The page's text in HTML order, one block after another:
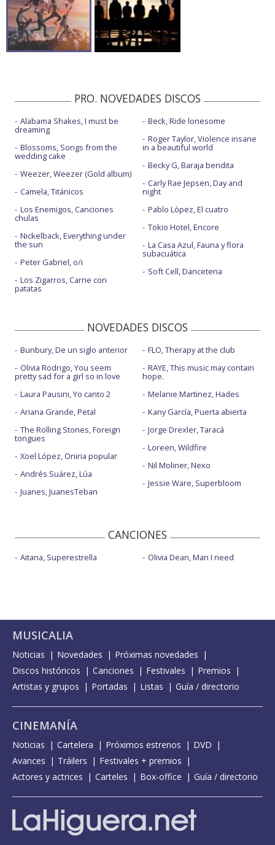
PRO. NOVEDADES DISCOS
Alabama Shakes, I must be
dreaming
Blossoms, Songs from the
wedding cake
Weezer, Weezer (Gold album)
Camela, Titánicos
Los Enemigos, Canciones
chulas
Nickelback, Everything under
the sun
Peter Gabriel, o/i
Los Zigarros, Carne con
patatas
Beck, Ride lonesome
Roger Taylor, Violence insane
in a beautiful world
Becky G, Baraja bendita
Carly Rae Jepsen, Day and
night
Pablo López, El cuatro
Tokio Hotel, Encore
La Casa Azul, Fauna y flora
subacuática
Soft Cell, Danceteria
NOVEDADES DISCOS
Bunbury, De un siglo anterior
Olivia Rodrigo, You seem
pretty sad for a girl so in love
Laura Pausini, Yo canto 2
Ariana Grande, Petal
The Rolling Stones, Foreign
tongues
Xoel López, Oniria popular
Andrés Suárez, Lúa
Juanes, JuanesTeban
FLO, Therapy at the club
RAYE, This music may contain
hope.
Melanie Martinez, Hades
Kany García, Puerta abierta
Jorge Drexler, Taracá
Loreen, Wildfire
Nil Moliner, Nexo
Jessie Ware, Superbloom
CANCIONES
Aitana, Superestrella Olivia Dean, Man I need
MUSICALIA
Noticias Novedades
Próximas novedades
Discos históricos
Canciones Festivales
Premios
Artistas y grupos
Portadas Listas Guía / directorio
CINEMANÍA
Noticias Cartelera Próximos estrenos
DVD
Avances
Tráilers
Festivales + premios
Actores y actrices
Carteles Box-office Guía / directorio